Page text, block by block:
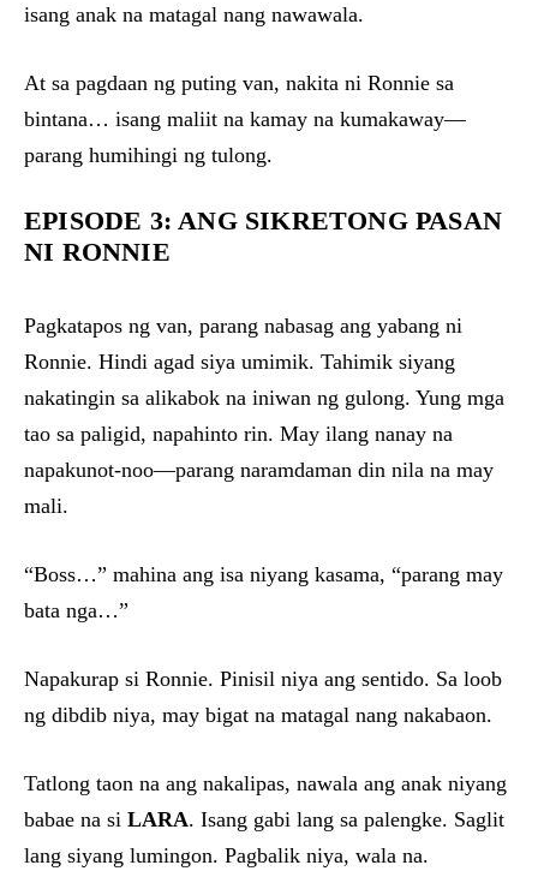
isang anak na matagal nang nawawala.
At sa pagdaan ng puting van, nakita ni Ronnie sa
bintana… isang maliit na kamay na kumakaway—
parang humihingi ng tulong.
EPISODE 3: ANG SIKRETONG PASAN
NI RONNIE
Pagkatapos ng van, parang nabasag ang yabang ni
Ronnie. Hindi agad siya umimik. Tahimik siyang
nakatingin sa alikabok na iniwan ng gulong. Yung mga
tao sa paligid, napahinto rin. May ilang nanay na
napakunot-noo—parang naramdaman din nila na may
mali.
“Boss…” mahina ang isa niyang kasama, “parang may
bata nga…”
Napakurap si Ronnie. Pinisil niya ang sentido. Sa loob
ng dibdib niya, may bigat na matagal nang nakabaon.
Tatlong taon na ang nakalipas, nawala ang anak niyang
babae na si LARA. Isang gabi lang sa palengke. Saglit
lang siyang lumingon. Pagbalik niya, wala na.